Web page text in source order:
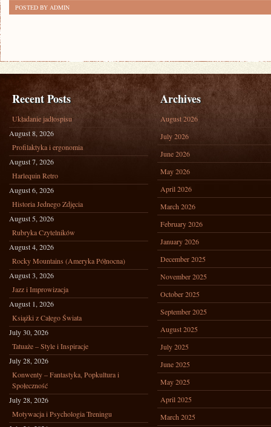
POSTED BY ADMIN
Recent Posts
Układanie jadłospisu
August 8, 2026
Profilaktyka i ergonomia
August 7, 2026
Harlequin Retro
August 6, 2026
Historia Jednego Zdjęcia
August 5, 2026
Rubryka Czytelników
August 4, 2026
Rocky Mountains (Ameryka Północna)
August 3, 2026
Jazz i Improwizacja
August 1, 2026
Książki z Całego Świata
July 30, 2026
Tatuaże – Style i Inspiracje
July 28, 2026
Konwenty – Fantastyka, Popkultura i
Społeczność
July 28, 2026
Motywacja i Psychologia Treningu
Archives
August 2026
July 2026
June 2026
May 2026
April 2026
March 2026
February 2026
January 2026
December 2025
November 2025
October 2025
September 2025
August 2025
July 2025
June 2025
May 2025
April 2025
March 2025